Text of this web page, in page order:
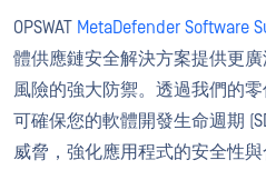
OPSWAT MetaDefender Software
體供應鏈安全解決方案提供更
風險的強大防禦。透過我們的
可確保您的軟體開發生命週期
威脅，強化應用程式的安全性與